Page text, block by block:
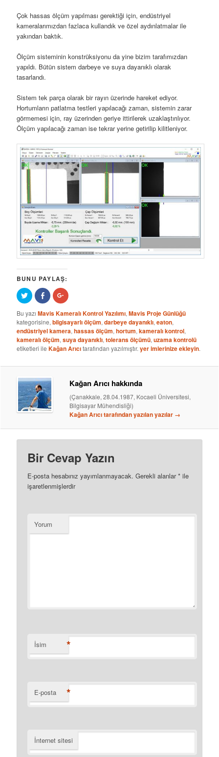
Çok hassas ölçüm yapılması gerektiği için, endüstriyel
kameralarımızdan fazlaca kullandık ve özel aydınlatmalar ile
yakından baktık.
Ölçüm sisteminin konstrüksiyonu da yine bizim tarafımızdan
yapıldı. Bütün sistem darbeye ve suya dayanıklı olarak
tasarlandı.
Sistem tek parça olarak bir rayın üzerinde hareket ediyor.
Hortumların patlatma testleri yapılacağı zaman, sistemin zarar
görmemesi için, ray üzerinden geriye ittirilerek uzaklaştırılıyor.
Ölçüm yapılacağı zaman ise tekrar yerine getirilip kilitleniyor.
BUNU PAYLAŞ:
Twitter
üzerinde
paylaşmak
için
tıklayın
(Yeni
pencerede
açılır)
Facebook
üzerinde
paylaş
(Yeni
pencerede
açılır)
Google+
üzerinde
için
tıklayın
(Yeni
pencerede
açılır)
Bu yazıMavis Kameralı Kontrol Yazılımı,Mavis Proje Günlüğü
kategorisine,bilgisayarlı ölçüm,darbeye dayanıklı,eaton,
endüstriyel kamera,hassas ölçüm,hortum,kameralı kontrol,
kameralı ölçüm,suya dayanıklı,tolerans ölçümü,uzama kontrolü
etiketleri ileKağan Arıcıtarafından yazılmıştır.yer imlerinize ekleyin.
Kağan Arıcı hakkında
(Çanakkale, 28.04.1987, Kocaeli Üniversitesi,
Bilgisayar Mühendisliği)
Kağan Arıcı tarafından yazılan yazılar →
Bir Cevap Yazın
E-posta hesabınız yayımlanmayacak. Gerekli alanlar* ile
işaretlenmişlerdir
Yorum
İsim *
E-posta *
İnternet sitesi